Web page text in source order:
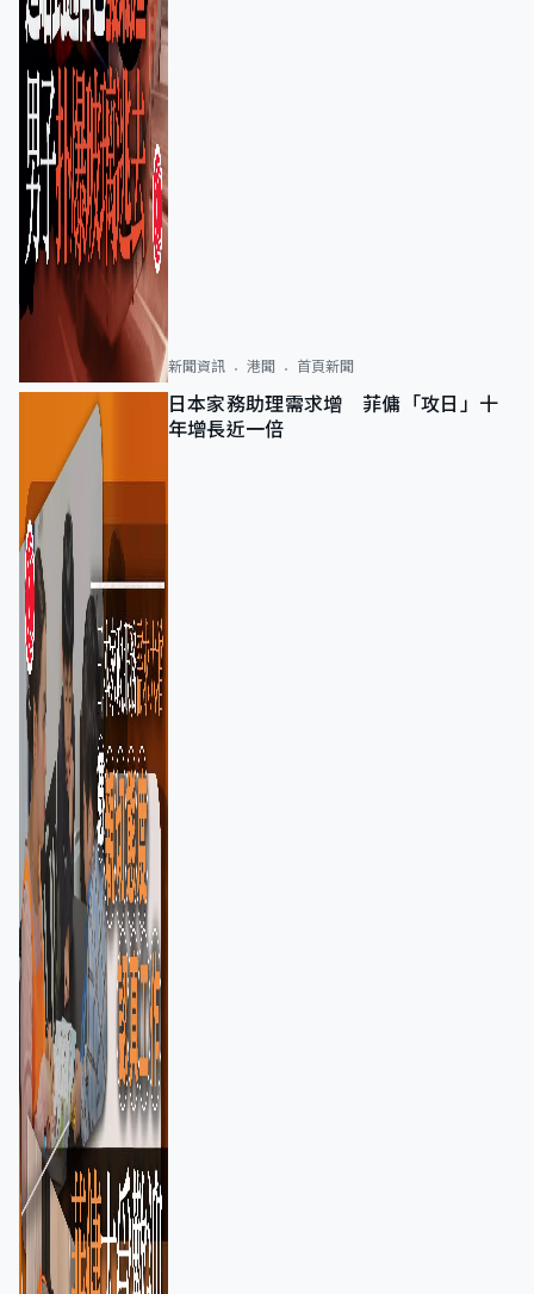
新聞資訊 港聞 首頁新聞
日本家務助理需求增 菲傭「攻日」十
年增長近一倍